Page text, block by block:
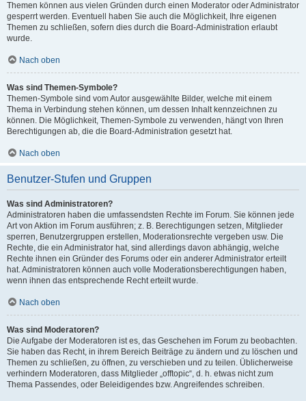
Themen können aus vielen Gründen durch einen Moderator oder Administrator
gesperrt werden. Eventuell haben Sie auch die Möglichkeit, Ihre eigenen
Themen zu schließen, sofern dies durch die Board-Administration erlaubt
wurde.
Nach oben
Was sind Themen-Symbole?
Themen-Symbole sind vom Autor ausgewählte Bilder, welche mit einem
Thema in Verbindung stehen können, um dessen Inhalt kennzeichnen zu
können. Die Möglichkeit, Themen-Symbole zu verwenden, hängt von Ihren
Berechtigungen ab, die die Board-Administration gesetzt hat.
Nach oben
Benutzer-Stufen und Gruppen
Was sind Administratoren?
Administratoren haben die umfassendsten Rechte im Forum. Sie können jede
Art von Aktion im Forum ausführen; z. B. Berechtigungen setzen, Mitglieder
sperren, Benutzergruppen erstellen, Moderationsrechte vergeben usw. Die
Rechte, die ein Administrator hat, sind allerdings davon abhängig, welche
Rechte ihnen ein Gründer des Forums oder ein anderer Administrator erteilt
hat. Administratoren können auch volle Moderationsberechtigungen haben,
wenn ihnen das entsprechende Recht erteilt wurde.
Nach oben
Was sind Moderatoren?
Die Aufgabe der Moderatoren ist es, das Geschehen im Forum zu beobachten.
Sie haben das Recht, in ihrem Bereich Beiträge zu ändern und zu löschen und
Themen zu schließen, zu öffnen, zu verschieben und zu teilen. Üblicherweise
verhindern Moderatoren, dass Mitglieder „offtopic“, d. h. etwas nicht zum
Thema Passendes, oder Beleidigendes bzw. Angreifendes schreiben.